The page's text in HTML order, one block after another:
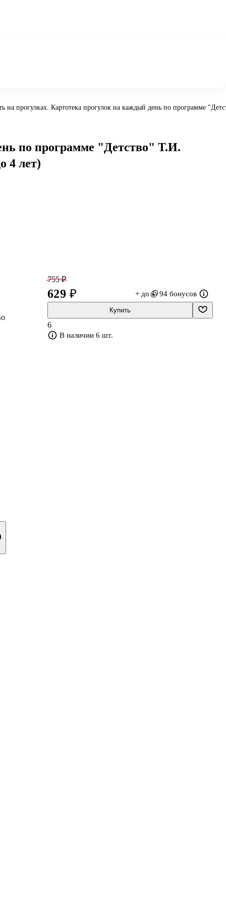
на прогулках. Картотека прогулок на каждый день по программе
по программе "Детство" Т.И.
4 лет)
755 ₽
629 ₽ + до 94 бонусов
Купить
6
В наличии 6 шт.